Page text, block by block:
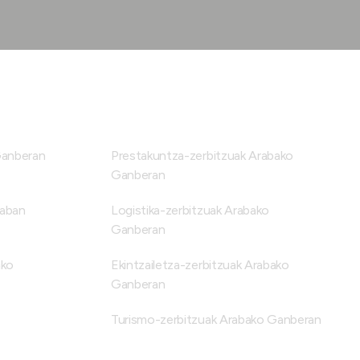
Prestakuntza-zerbitzuak Arabako
Ganberan
Logistika-zerbitzuak Arabako
Ganberan
Ekintzailetza-zerbitzuak Arabako
Ganberan
Turismo-zerbitzuak Arabako Ganberan